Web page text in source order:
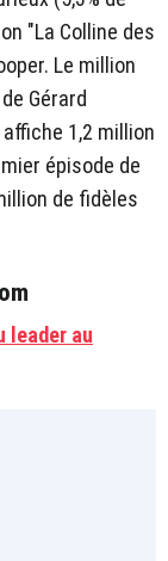
"La Colline des
Le million
Gérard
1,2 million
épisode de
de fidèles
leader au